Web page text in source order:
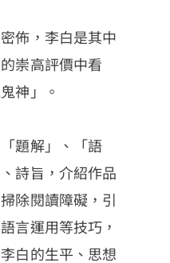
佈，李白是其中
崇高評價中看
神」。
題解」、「語
詩旨，介紹作品
除閱讀障礙，引
言運用等技巧，
白的生平、思想